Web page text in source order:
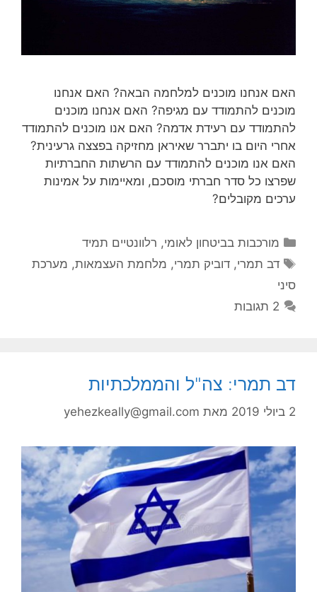
האם אנחנו מוכנים למלחמה הבאה? האם אנחנו
מוכנים להתמודד עם מגיפה? האם אנחנו מוכנים
להתמודד עם רעידת אדמה? האם אנו מוכנים להתמודד
אחרי היום בו יתברר שאיראן מחזיקה בפצצה גרעינית?
האם אנו מוכנים להתמודד עם הרשתות החברתיות
שפרצו כל סדר חברתי מוסכם, ומאיימות על אמינות
ערכים מקובלים?
קטגוריות
מורכבות בביטחון לאומי, רלוונטיים תמיד
תגיות
דב תמרי,דוביק תמרי, מלחמת העצמאות, מערכת
סיני
2 תגובות
דב תמרי: צה"ל והממלכתיות
2 ביולי 2019 מאת yehezkeally@gmail.com